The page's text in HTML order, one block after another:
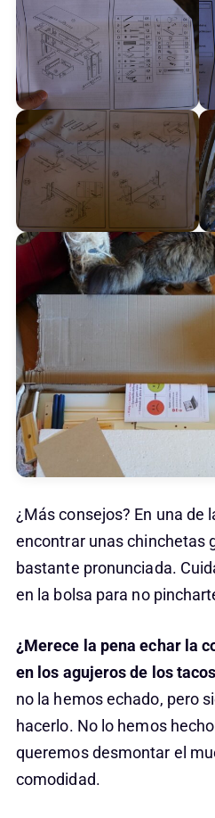
¿Más consejos? En una de
encontrar unas chinchetas
bastante pronunciada.
en la bolsa para no
¿Merece la pena echar la
en los agujeros de los
no la hemos echado, pero
hacerlo. No lo hemos
queremos desmontar el
comodidad.